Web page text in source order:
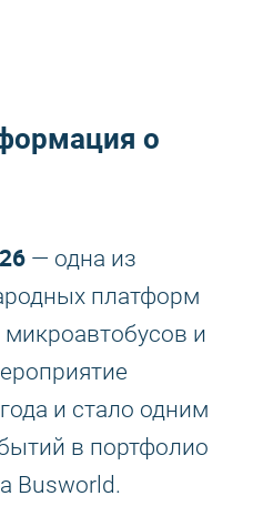
о
— одна из
платформ
и
и стало одним
в портфолио
Busworld.